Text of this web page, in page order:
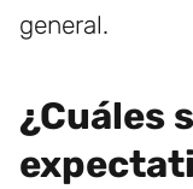
general.
¿Cuáles